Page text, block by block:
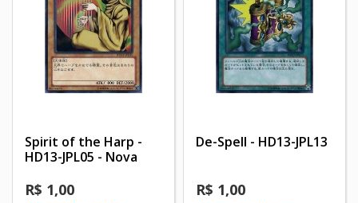
Spirit of the Harp -
HD13-JPL05 - Nova
R$ 1,00
De-Spell - HD13-JPL13
R$ 1,00